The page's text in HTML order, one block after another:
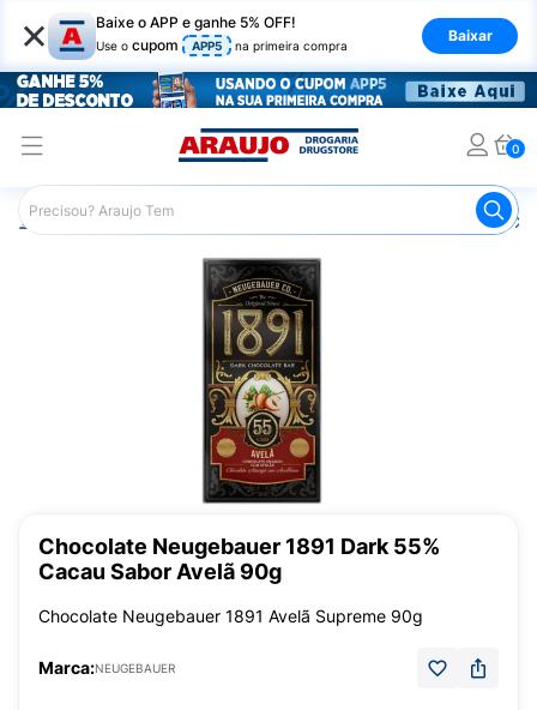
× Baixe o APP e ganhe 5% OFF!
Use o cupom APP5 na primeira compra
Baixar
0
Araujo Mercado Barras de Chocolate
Chocolate Neugebauer 1891 Dark 55%
Cacau Sabor Avelã 90g
Chocolate Neugebauer 1891 Avelã Supreme 90g
Marca:NEUGEBAUER